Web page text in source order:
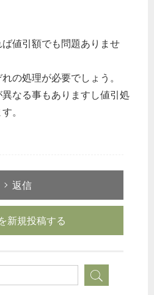
値引額でも問題ありませ
の処理が必要でしょう。
なる事もありますし値引処
。
返信
新規投稿する